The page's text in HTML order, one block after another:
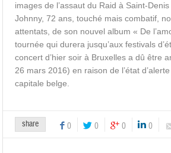
images de l’assaut du Raid à Saint-Denis
Johnny, 72 ans, touché mais combatif,
attentats, de son nouvel album « De
tournée qui durera jusqu’aux festivals
concert d’hier soir à Bruxelles a dû être
26 mars 2016) en raison de l’état
capitale belge.
share 0 0 0 0